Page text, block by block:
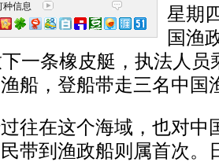
种信息
星期
国渔
一条橡皮艇，执法人员
船，登船带走三名中国
在这个海域，也对中
带到渔政船则属首次。